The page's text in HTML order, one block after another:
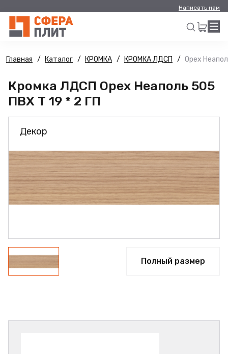
Написать нам
Искать
Главная Каталог КРОМКА КРОМКА ЛДСП Орех
Кромка ЛДСП Орех Неаполь 505
ПВХ Т 19 * 2 ГП
Декор
Полный размер